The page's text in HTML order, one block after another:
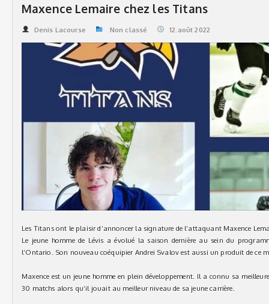
CALENDRIER
COMMANDITAIRES
STATISTIQUES DE LA LIGUE
Maxence Lemaire chez les Titans
Denis Lacourse Non classé 12.août 2022
Les Titans ont le plaisir d’annoncer la signature de l’attaquant Maxence
Le jeune homme de Lévis a évolué la saison dernière au sein du
l’Ontario. Son nouveau coéquipier Andrei Svalov est aussi un produit de ce
Maxence est un jeune homme en plein développement. Il a connu sa
30 matchs alors qu’il jouait au meilleur niveau de sa jeune carrière.